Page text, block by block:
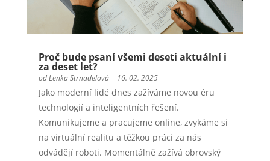
Proč bude psaní všemi deseti aktuální i
za deset let?
odLenka Strnadelová| 16. 02. 2025
Jako moderní lidé dnes zažíváme novou éru
technologií a inteligentních řešení.
Komunikujeme a pracujeme online, zvykáme si
na virtuální realitu a těžkou práci za nás
odvádějí roboti. Momentálně zažívá obrovský